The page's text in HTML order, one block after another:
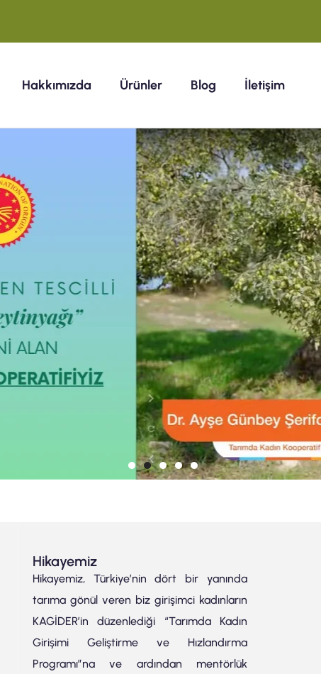
Hakkımızda Ürünler Blog İletişim
Hikayemiz
Hikayemiz, Türkiye’nin dört bir yanında
tarıma gönül veren biz girişimci kadınların
KAGİDER’in düzenlediği “Tarımda Kadın
Girişimi Geliştirme ve Hızlandırma
Programı”na ve ardından mentörlük